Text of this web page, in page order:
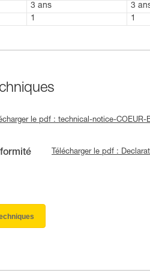
3 ans
3
1 1
le pdf : technical-notice-COEUR-
Télécharger le pdf :